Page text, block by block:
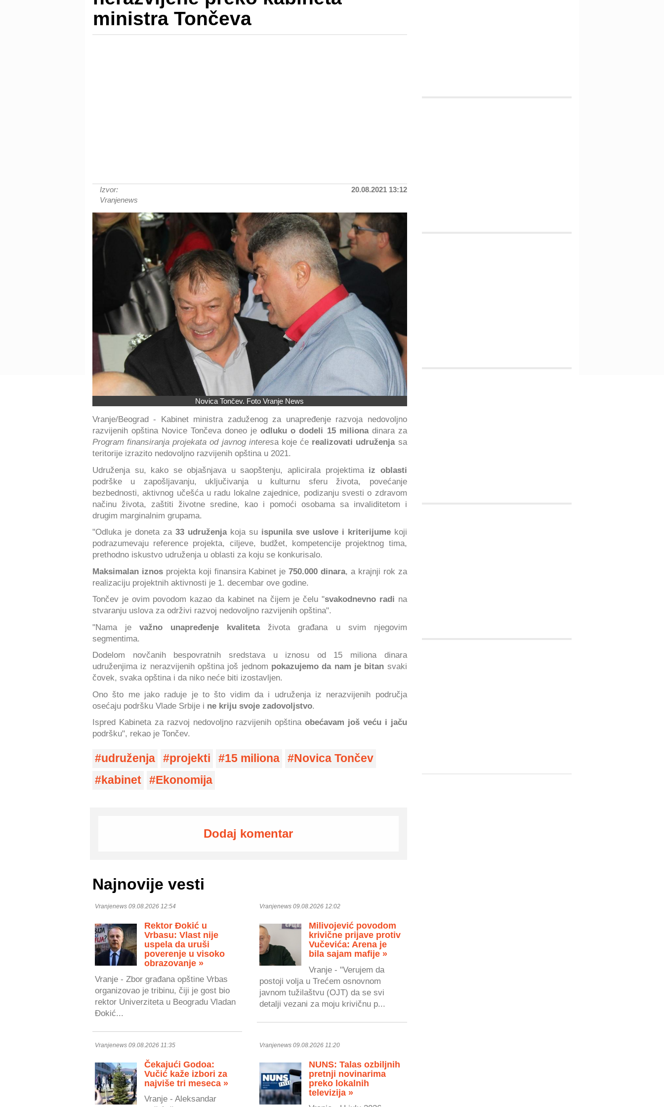
ministra Tončeva
Izvor:
Vranjenews
20.08.2021 13:12
Novica Tončev. Foto Vranje News
Vranje/Beograd - Kabinet ministra zaduženog za unapređenje razvoja nedovoljno
razvijenih opština Novice Tončeva doneo je odluku o dodeli 15 milionadinara za
Program finansiranja projekata od javnog interesa koje će realizovati udruženja sa
teritorije izrazito nedovoljno razvijenih opština u 2021.
Udruženja su, kako se objašnjava u saopštenju, aplicirala projektima iz oblasti
podrške u zapošljavanju, uključivanja u kulturnu sferu života, povećanje
bezbednosti, aktivnog učešća u radu lokalne zajednice, podizanju svesti o zdravom
načinu života, zaštiti životne sredine, kao i pomoći osobama sa invaliditetom i
drugim marginalnim grupama.
"Odluka je doneta za33 udruženjakoja suispunila sve uslove i kriterijumekoji
podrazumevaju reference projekta, ciljeve, budžet, kompetencije projektnog tima,
prethodno iskustvo udruženja u oblasti za koju se konkurisalo.
Maksimalan iznosprojekta koji finansira Kabinet je 750.000 dinara, a krajnji rok za
realizaciju projektnih aktivnosti je 1. decembar ove godine.
Tončev je ovim povodom kazao da kabinet na čijem je čelu "svakodnevno radi na
stvaranju uslova za održivi razvoj nedovoljno razvijenih opština".
"Nama jevažno unapređenje kvaliteta života građana u svim njegovim
segmentima.
Dodelom novčanih bespovratnih sredstava u iznosu od 15 miliona dinara
udruženjima iz nerazvijenih opština još jednom pokazujemo da nam je bitan svaki
čovek, svaka opština i da niko neće biti izostavljen.
Ono što me jako raduje je to što vidim da i udruženja iz nerazvijenih područja
osećaju podršku Vlade Srbije i ne kriju svoje zadovoljstvo.
Ispred Kabineta za razvoj nedovoljno razvijenih opština obećavam još veću i jaču
podršku", rekao je Tončev.
udruženja projekti 15 miliona
Novica Tončev
kabinet
Ekonomija
Dodaj komentar
Najnovije vesti
Vranjenews 09.08.2026 12:54
Rektor Đokić u
Vrbasu: Vlast nije
uspela da uruši
poverenje u visoko
obrazovanje »
Vranje - Zbor građana opštine Vrbas
organizovao je tribinu, čiji je gost bio
rektor Univerziteta u Beogradu Vladan
Đokić...
Vranjenews 09.08.2026 12:02
Milivojević povodom
krivične prijave protiv
Vučevića: Arena je
bila sajam mafije »
Vranje - "Verujem da
postoji volja u Trećem osnovnom
javnom tužilaštvu (OJT) da se svi
detalji vezani za moju krivičnu p...
Vranjenews 09.08.2026 11:35
Čekajući Godoa:
Vučić kaže izbori za
najviše tri meseca »
Vranje - Aleksandar
Vranjenews 09.08.2026 11:20
NUNS: Talas ozbiljnih
pretnji novinarima
preko lokalnih
televizija »